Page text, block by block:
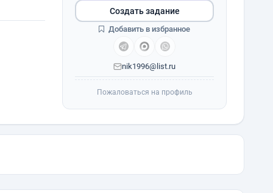
nik1996@list.ru
Создать задание
Добавить в избранное
Пожаловаться на профиль